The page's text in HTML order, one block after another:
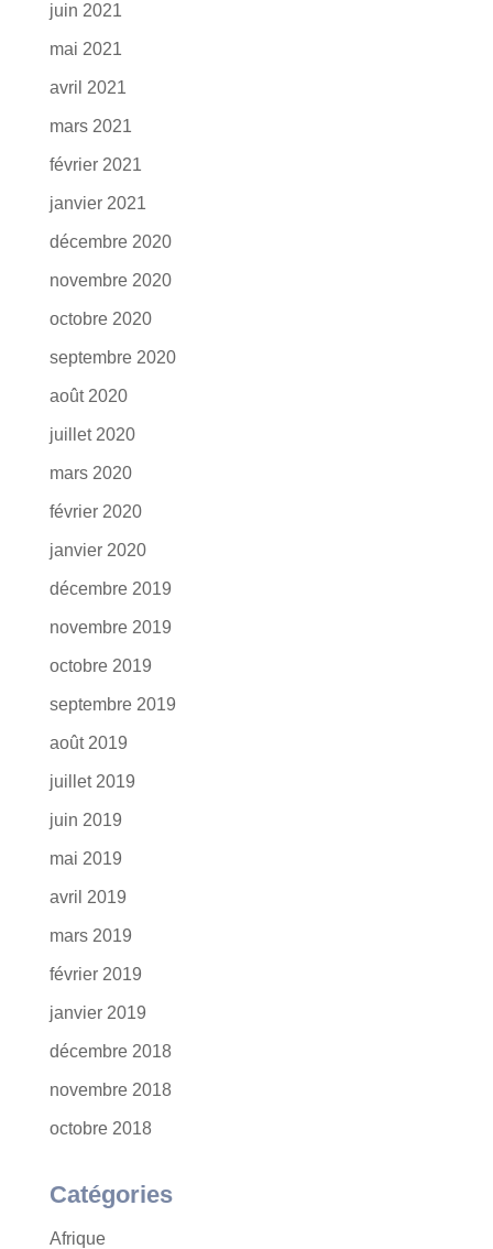
juin 2021
mai 2021
avril 2021
mars 2021
février 2021
janvier 2021
décembre 2020
novembre 2020
octobre 2020
septembre 2020
août 2020
juillet 2020
mars 2020
février 2020
janvier 2020
décembre 2019
novembre 2019
octobre 2019
septembre 2019
août 2019
juillet 2019
juin 2019
mai 2019
avril 2019
mars 2019
février 2019
janvier 2019
décembre 2018
novembre 2018
octobre 2018
Catégories
Afrique